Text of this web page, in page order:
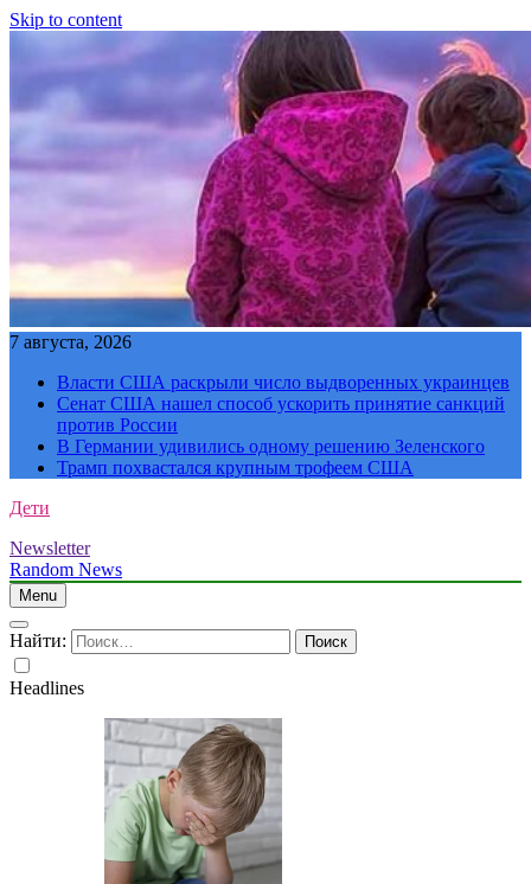
Skip to content
7 августа, 2026
Власти США раскрыли число выдворенных украинцев
Сенат США нашел способ ускорить принятие санкций
против России
В Германии удивились одному решению Зеленского
Трамп похвастался крупным трофеем США
Дети
Newsletter
Random News
Menu
Найти:
Headlines